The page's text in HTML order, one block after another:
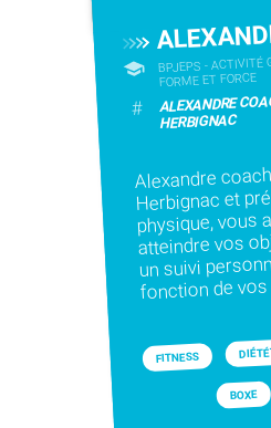
BPJEPS - ACTIVITÉ
FORME ET FORCE
# ALEXANDRE
HERBIGNAC
Alexandre
Herbignac et
physique, vous
atteindre vos
un suivi
fonction de
FITNESS
BOXE